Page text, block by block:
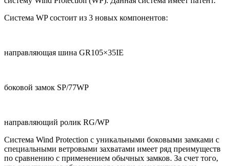
Система WP состоит из 3 новых компонентов:
направляющая шина GR105×35IE
боковой замок SP/77WP
направляющий ролик RG/WP
Система Wind Protection с уникальными боковыми замками с
специальными ветровыми захватами имеет ряд преимуществ
по сравнению с применением обычных замков. За счет того,